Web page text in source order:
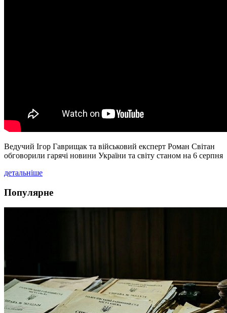
Ведучий Ігор Гаврищак та військовий експерт Роман Світан
обговорили гарячі новини України та світу станом на 6 серпня
детальніше
Популярне